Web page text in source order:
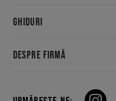
GHIDURI
DESPRE FIRMĂ